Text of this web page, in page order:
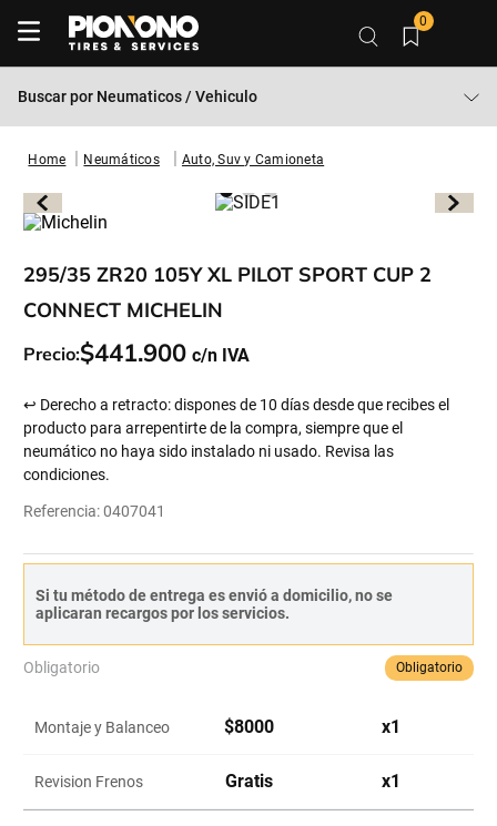
0
Buscar por Neumaticos / Vehiculo
Neumáticos Auto, Suv y Camioneta
295/35 ZR20 105Y XL PILOT SPORT CUP 2
CONNECT MICHELIN
Precio:$441.900
↩ Derecho a retracto: dispones de 10 días desde que recibes el
producto para arrepentirte de la compra, siempre que el
neumático no haya sido instalado ni usado. Revisa las
condiciones.
Referencia:0407041
Si tu método de entrega es envió a domicilio, no se
aplicaran recargos por los servicios.
Obligatorio Obligatorio
Montaje y Balanceo $8000 x1
Revision Frenos Gratis x1